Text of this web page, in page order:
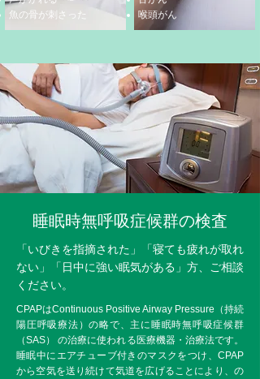
魚の骨が刺さった
喉頭がん
睡眠時無呼吸症候群の検査
「いびきを指摘された」「寝ても疲れが取れ
ない」「日中に強い眠気がある」方、ご相談
ください。
CPAPはContinuous Positive Airway Pressure（持続
陽圧呼吸療法）の略で、主に睡眠時無呼吸症候群
（SAS） の治療に使われる医療機器・治療法です。
睡眠中にエアチューブ付きのマスクをつけ、CPAP
から空気を送り続けて気道を広げることにより、の